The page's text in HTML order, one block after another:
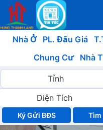
Nhà Ở PL. Đấu Giá
Chung Cư
Nhà
Ký Gửi BĐS